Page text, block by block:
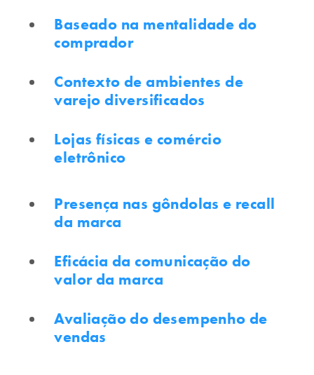
Baseado na mentalidade do
comprador
Contexto de ambientes de
varejo diversificados
Lojas físicas e comércio
eletrônico
Presença nas gôndolas e recall
da marca
Eficácia da comunicação do
valor da marca
Avaliação do desempenho de
vendas